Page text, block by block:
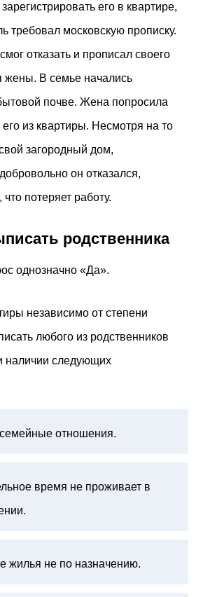
его в квартире,
требовал московскую прописку.
отказать и прописал своего
жены. В семье начались
почве. Жена попросила
из квартиры. Несмотря на то
загородный дом,
он отказался,
потеряет работу.
родственника
однозначно «Да».
независимо от степени
любого из родственников
наличии следующих
отношения.
время не проживает в
жилья не по назначению.